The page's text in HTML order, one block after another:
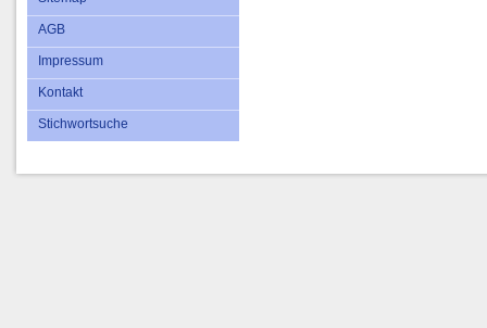
AGB
Impressum
Kontakt
Stichwortsuche